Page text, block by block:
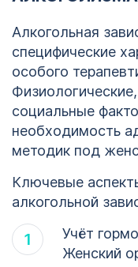
Алкогольная
специфические
особого
социальные
необходимость
методик под
Ключевые
алкогольной
Учёт
Женский